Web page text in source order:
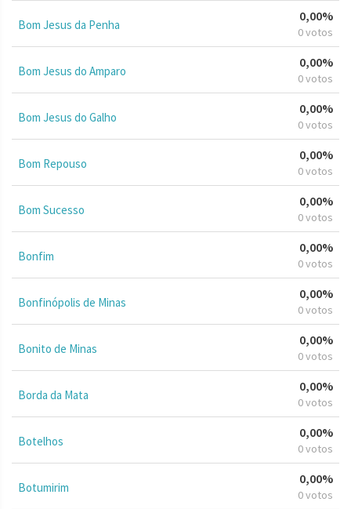
Bom Jesus da Penha
0,00%
0 votos
Bom Jesus do Amparo
0,00%
0 votos
Bom Jesus do Galho
0,00%
0 votos
Bom Repouso
0,00%
0 votos
Bom Sucesso
0,00%
0 votos
Bonfim
0,00%
0 votos
Bonfinópolis de Minas
0,00%
0 votos
Bonito de Minas
0,00%
0 votos
Borda da Mata
0,00%
0 votos
Botelhos
0,00%
0 votos
Botumirim
0,00%
0 votos